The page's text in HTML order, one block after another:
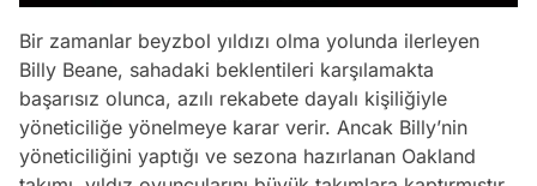
Bir zamanlar beyzbol yıldızı olma yolunda ilerleyen
Billy Beane, sahadaki beklentileri karşılamakta
başarısız olunca, azılı rekabete dayalı kişiliğiyle
yöneticiliğe yönelmeye karar verir. Ancak Billy’nin
yöneticiliğini yaptığı ve sezona hazırlanan Oakland